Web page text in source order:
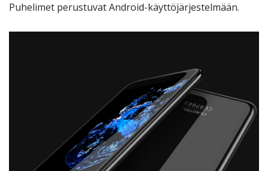
Puhelimet perustuvat Android-käyttöjärjestelmään.